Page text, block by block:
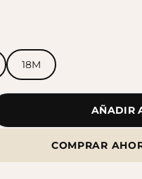
18M
AÑADIR
COMPRAR